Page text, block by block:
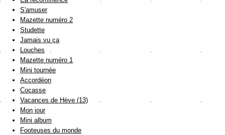
S'amuser
Mazette numéro 2
Studette
Jamais vu ça
Louches
Mazette numéro 1
Mini tournée
Accordéon
Cocasse
Vacances de Hève (13)
Mon jour
Mini album
Footeuses du monde